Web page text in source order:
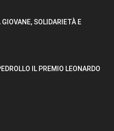
GIOVANE, SOLIDARIETÀ E
IL PREMIO LEONARDO